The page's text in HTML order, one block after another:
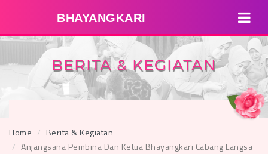
BHAYANGKARI
BERITA & KEGIATAN
Home
Berita & Kegiatan
Anjangsana Pembina Dan Ketua Bhayangkari Cabang Langsa